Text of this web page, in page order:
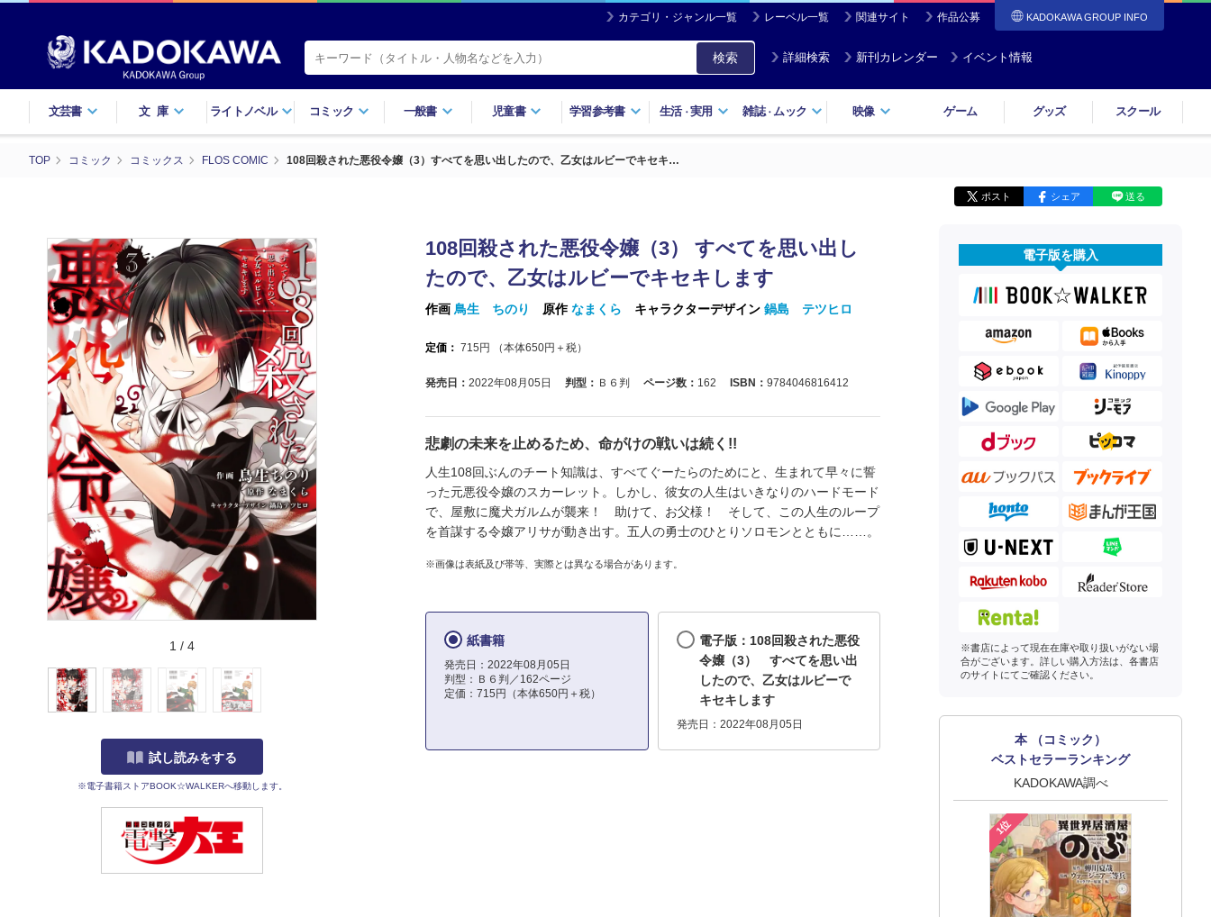
カテゴリ・ジャンル一覧 レーベル一覧 関連サイト 作品公募 KADOKAWA GROUP INFO
検索 詳細検索 新刊カレンダー イベント情報
文芸書 文庫 ライトノベル コミック 一般書 児童書 学習参考書 生活・実用 雑誌・ ムック 映像 ゲーム グッズ スクール
TOP コミック コミックス FLOS COMIC 108回殺された悪役令嬢（3）すべてを思い出したので、乙女はルビーでキセキ…
ポスト シェア 送る
1 / 4
試し読みをする
※電子書籍ストアBOOK☆WALKERへ移動します。
108回殺された悪役令嬢（3） すべてを思い出し
たので、乙女はルビーでキセキします
作画 鳥生 ちのり 原作なまくら キャラクターデザイン 鍋島 テツヒロ
定価： 715 円 （本体650円＋税）
発売日： 2022年08月05日 判型： Ｂ６判 ページ数： 162 ISBN： 9784046816412
悲劇の未来を止めるため、命がけの戦いは続く!!
人生108回ぶんのチート知識は、すべてぐーたらのためにと、生まれて早々に誓
った元悪役令嬢のスカーレット。しかし、彼女の人生はいきなりのハードモード
で、屋敷に魔犬ガルムが襲来！ 助けて、お父様！ そして、この人生のループ
を首謀する令嬢アリサが動き出す。五人の勇士のひとりソロモンとともに……。
※画像は表紙及び帯等、実際とは異なる場合があります。
紙書籍
発売日：2022年08月05日
判型：Ｂ６判／162ページ
定価：715円（本体650円＋税）
電子版：108回殺された悪役
令嬢（3） すべてを思い出
したので、乙女はルビーで
キセキします
発売日：2022年08月05日
電子版を購入
※書店によって現在在庫や取り扱いがない場
合がございます。詳しい購入方法は、各書店
のサイトにてご確認ください。
本 （コミック）
ベストセラーランキング
KADOKAWA調べ
1位